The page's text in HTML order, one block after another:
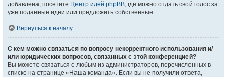
добавлена, посетите Центр идей phpBB, где можно отдать свой голос за
уже поданные идеи или предложить собственные.
Вернуться к началу
С кем можно связаться по вопросу некорректного использования и/
или юридических вопросов, связанных с этой конференцией?
Вы можете связаться с любым из администраторов, перечисленных в
списке на странице «Наша команда». Если вы не получили ответа,